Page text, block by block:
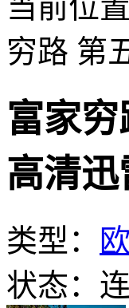
穷路 第
富家穷
高清
类型：
状态：